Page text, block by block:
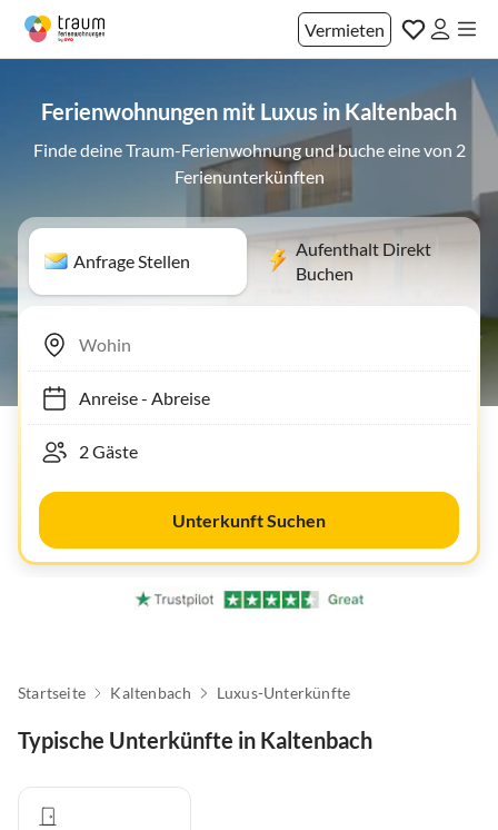
Vermieten
Ferienwohnungen mit Luxus in Kaltenbach
Finde deine Traum-Ferienwohnung und buche eine von 2
Ferienunterkünften
Anfrage Stellen
Aufenthalt Direkt
Buchen
Anreise- Abreise
Unterkunft Suchen
Startseite Kaltenbach Luxus-Unterkünfte
Typische Unterkünfte in Kaltenbach